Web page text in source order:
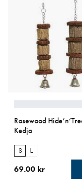
Rosewood
Kedja
S L
69.00 kr